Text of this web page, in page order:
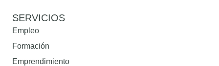
SERVICIOS
Empleo
Formación
Emprendimiento